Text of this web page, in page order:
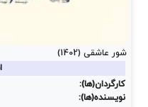
شور عاشقی (1402)
کارگردان(ها):
نویسنده(ها):